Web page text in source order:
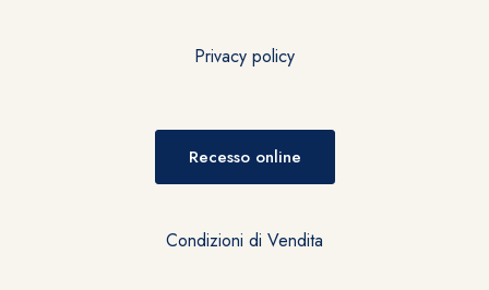
Privacy policy
Recesso online
Condizioni di Vendita